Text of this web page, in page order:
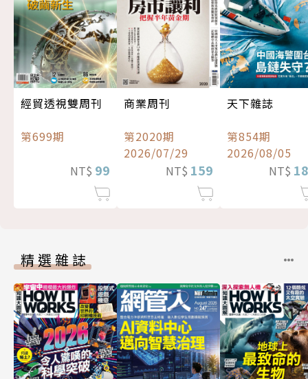
經貿透視雙周刊
第699期
NT$ 99
商業周刊
第2020期
2026/07/29
NT$ 159
天下雜誌
第854期
2026/08/05
NT$
精選雜誌